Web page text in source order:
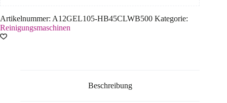
Artikelnummer: A12GEL105-HB45CLWB500 Kategorie:
Reinigungsmaschinen
Beschreibung